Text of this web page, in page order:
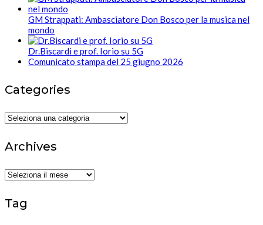
GM Strappati: Ambasciatore Don Bosco per la musica nel
mondo
Dr.Biscardi e prof. Iorio su 5G
Comunicato stampa del 25 giugno 2026
Categories
Categories
Archives
Archives
Tag